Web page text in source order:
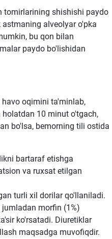
tomirlarining shishishi paydo
alveolyar o'pka
bu qon bilan
paydo bo'lishidan
oqimini ta'minlab,
10 minut o'tgach,
bo'lsa, bemorning tili ostida
bartaraf etishga
va ruxsat etilgan
turli xil dorilar qo'llaniladi.
morfin (1%)
ko'rsatadi. Diuretiklar
maqsadga muvofiqdir.